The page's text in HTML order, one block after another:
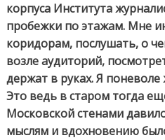
корпуса Института
пробежки по этажам. Мне
коридорам, послушать, о
возле аудиторий,
держат в руках. Я
Это ведь в старом тогда
Московской стенами
мыслям и вдохновению